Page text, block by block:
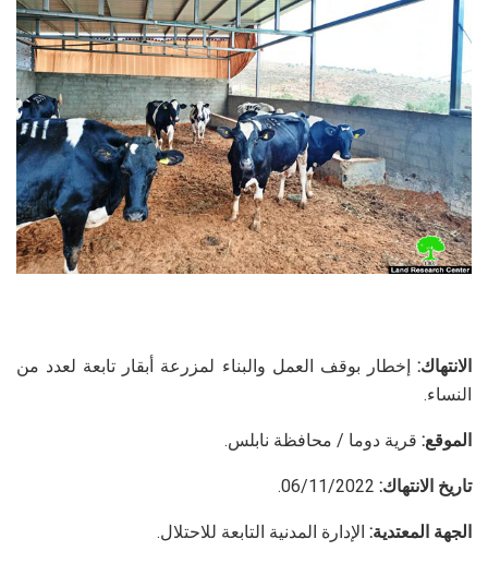
الانتهاك: إخطار بوقف العمل والبناء لمزرعة أبقار تابعة لعدد من
النساء.
الموقع: قرية دوما / محافظة نابلس.
تاريخ الانتهاك:
الجهة المعتدية: الإدارة المدنية التابعة للاحتلال.